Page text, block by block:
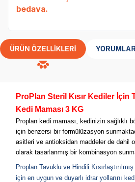
bedava.
ÜRÜN ÖZELLIKLERI
ProPlan Steril Kısır Kediler İçin
Kedi Maması 3 KG
Proplan kedi maması, kedinizin sağlıklı
için benzersi bir formülüzasyon
asitleri ve antioksidan maddeler de dahil
olarak tasarlanmış bir kombinasyon
Proplan Tavuklu ve Hindili
için en uygun ve duyarlı idrar yollarını